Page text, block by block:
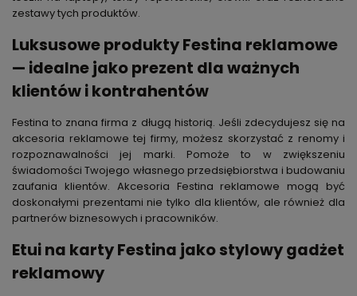
zestawy tych produktów.
Luksusowe produkty Festina reklamowe
— idealne jako prezent dla ważnych
klientów i kontrahentów
Festina to znana firma z długą historią. Jeśli zdecydujesz się na
akcesoria reklamowe tej firmy, możesz skorzystać z renomy i
rozpoznawalności jej marki. Pomoże to w zwiększeniu
świadomości Twojego własnego przedsiębiorstwa i budowaniu
zaufania klientów. Akcesoria Festina reklamowe mogą być
doskonałymi prezentami nie tylko dla klientów, ale również dla
partnerów biznesowych i pracowników.
Etui na karty Festina jako stylowy gadżet
reklamowy